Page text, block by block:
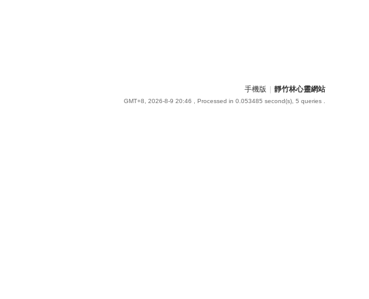
手機版 靜竹林心靈網站
GMT+8, 2026-8-9 20:46 , Processed in 0.053485 second(s), 5 queries .